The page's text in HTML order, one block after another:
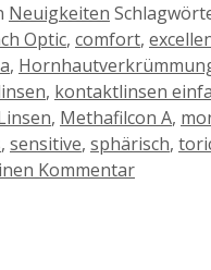
Neuigkeiten
Optic, comfort,
,
, kontaktlinsen
, Methafilcon A,
, sensitive, sphärisch,
Kommentar